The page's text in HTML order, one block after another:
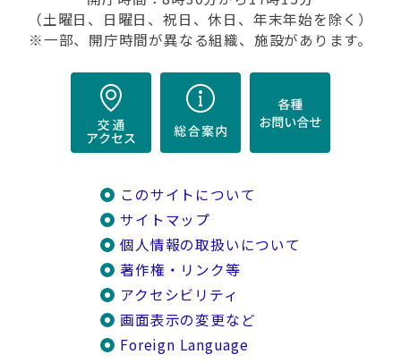
（土曜日、日曜日、祝日、休日、年末年始を除く）
※一部、開庁時間が異なる組織、施設があります。
このサイトについて
サイトマップ
個人情報の取扱いについて
著作権・リンク等
アクセシビリティ
画面表示の変更など
Foreign Language